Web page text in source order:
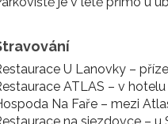
U Lanovky –
ATLAS – v hotelu
Na Faře – mezi